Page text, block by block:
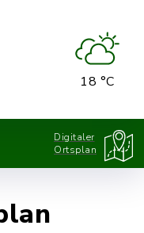
18 °C
Digitaler
Ortsplan